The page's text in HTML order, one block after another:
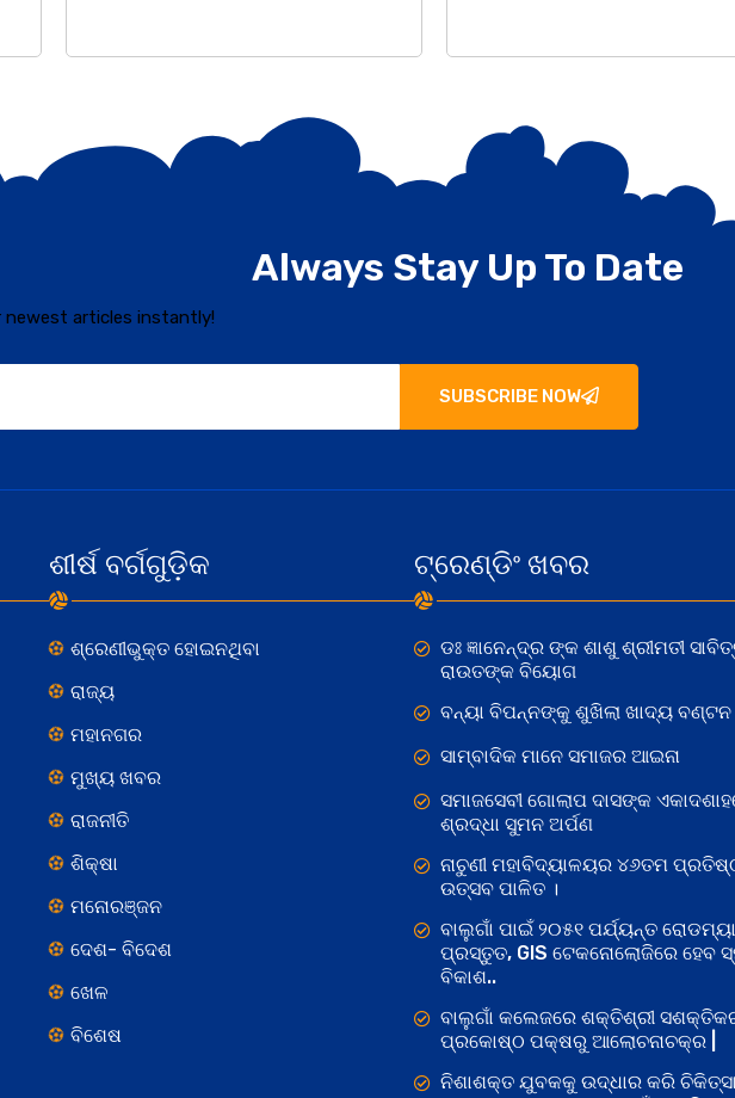
Always Stay Up To Date
articles instantly!
SUBSCRIBE NOW
ଶୀର୍ଷ ବର୍ଗଗୁଡ଼ିକ
ଶ୍ରେଣୀଭୁକ୍ତ ହୋଇନଥିବା
ରାଜ୍ୟ
ମହାନଗର
ମୁଖ୍ୟ ଖବର
ରାଜନୀତି
ଶିକ୍ଷା
ମନୋରଞ୍ଜନ
ଦେଶ- ବିଦେଶ
ଖେଳ
ବିଶେଷ
ଟ୍ରେଣ୍ଡିଂ ଖବର
ଡଃ ଜ୍ଞାନେନ୍ଦ୍ର ଙ୍କ ଶାଶୁ ଶ୍ରୀମତୀ
ରାଉତଙ୍କ ବିୟୋଗ
ବନ୍ୟା ବିପନ୍ନଙ୍କୁ ଶୁଖିଲା ଖାଦ୍ୟ ବଣ୍ଟନ
ସାମ୍ବାଦିକ ମାନେ ସମାଜର ଆଇନା
ସମାଜସେବୀ ଗୋଲାପ ଦାସଙ୍କ
ଶ୍ରଦ୍ଧା ସୁମନ ଅର୍ପଣ
ନାଚୁଣୀ ମହାବିଦ୍ୟାଳୟର ୪୬ତମ
ଉତ୍ସବ ପାଳିତ ।
ବାଲୁଗାଁ ପାଇଁ ୨୦୫୧ ପର୍ଯ୍ୟନ୍ତ
ପ୍ରସ୍ତୁତ, GIS ଟେକନୋଲୋଜିରେ ହେବ
ବିକାଶ..
ବାଲୁଗାଁ କଲେଜରେ ଶକ୍ତିଶ୍ରୀ
ପ୍ରକୋଷ୍ଠ ପକ୍ଷରୁ ଆଲୋଚନାଚକ୍ର |
ନିଶାଶକ୍ତ ଯୁବକକୁ ଉଦ୍ଧାର କରି ଚିକିତ୍ସା